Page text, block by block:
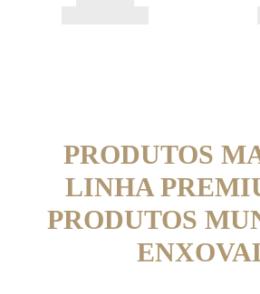
PRODUTOS
LINHA
PRODUTOS